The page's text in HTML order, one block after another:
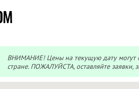
ВНИМАНИЕ! Цены на текущую дату могут
стране. ПОЖАЛУЙСТА, оставляйте заявки,